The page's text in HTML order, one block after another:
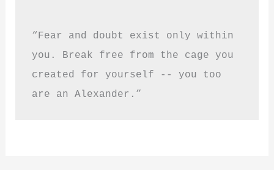
“Fear and doubt exist only within
you. Break free from the cage you
created for yourself -- you too
are an Alexander.”